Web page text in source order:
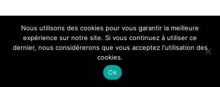
Nous utilisons des cookies pour vous garantir la meilleure
expérience sur notre site. Si vous continuez à utiliser ce
dernier, nous considérerons que vous acceptez l'utilisation des
cookies.
Ok